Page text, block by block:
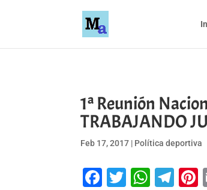
1ª Reunión
TRABAJANDO
Feb 17, 2017 | Política deportiva
Facebook
Twitter